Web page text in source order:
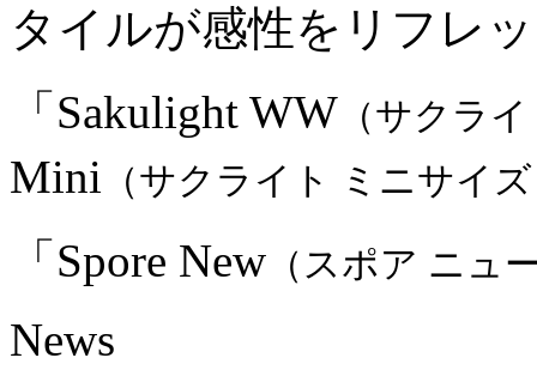
タイルが感性をリフレ
「Sakulight WW （サクラ
Mini （サクライト ミニサイ
「Spore New （スポア ニュ
News